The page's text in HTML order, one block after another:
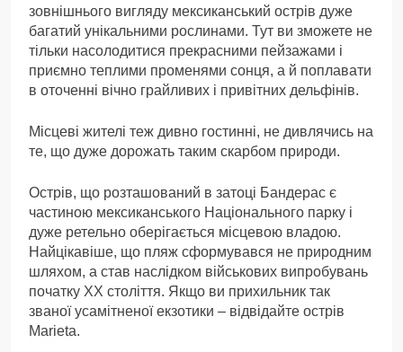
зовнішнього вигляду мексиканський острів дуже
багатий унікальними рослинами. Тут ви зможете не
тільки насолодитися прекрасними пейзажами і
приємно теплими променями сонця, а й поплавати
в оточенні вічно грайливих і привітних дельфінів.
Місцеві жителі теж дивно гостинні, не дивлячись на
те, що дуже дорожать таким скарбом природи.
Острів, що розташований в затоці Бандерас є
частиною мексиканського Національного парку і
дуже ретельно оберігається місцевою владою.
Найцікавіше, що пляж сформувався не природним
шляхом, а став наслідком військових випробувань
початку ХХ століття. Якщо ви прихильник так
званої усамітненої екзотики – відвідайте острів
Marieta.